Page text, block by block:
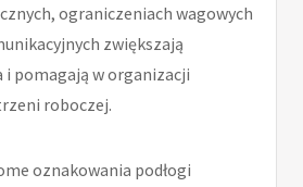
ograniczeniach wagowych
zwiększają
i pomagają w organizacji
roboczej.
oznakowania podłogi